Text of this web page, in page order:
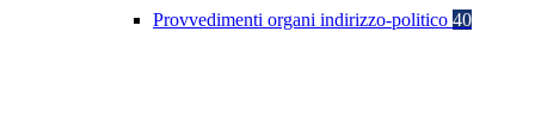
Provvedimenti organi indirizzo-politico 40